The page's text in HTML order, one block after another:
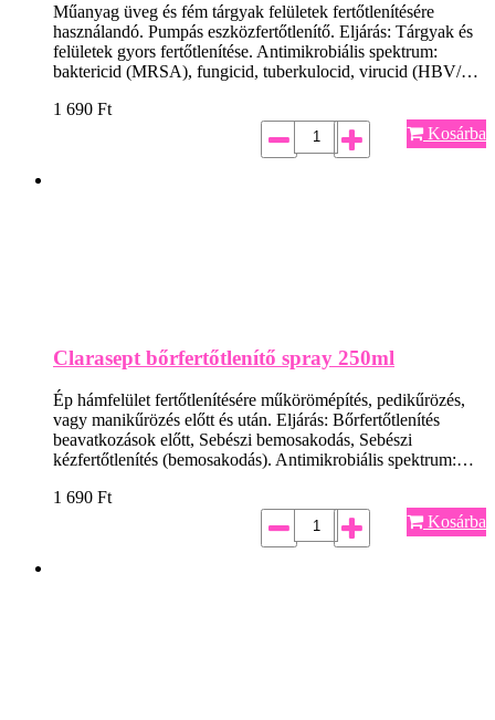
Műanyag üveg és fém tárgyak felületek fertőtlenítésére
használandó. Pumpás eszközfertőtlenítő. Eljárás: Tárgyak és
felületek gyors fertőtlenítése. Antimikrobiális spektrum:
baktericid (MRSA), fungicid, tuberkulocid, virucid (HBV/…
1 690 Ft
Kosárba
Clarasept bőrfertőtlenítő spray 250ml
Ép hámfelület fertőtlenítésére műkörömépítés, pedikűrözés,
vagy manikűrözés előtt és után. Eljárás: Bőrfertőtlenítés
beavatkozások előtt, Sebészi bemosakodás, Sebészi
kézfertőtlenítés (bemosakodás). Antimikrobiális spektrum:…
1 690 Ft
Kosárba